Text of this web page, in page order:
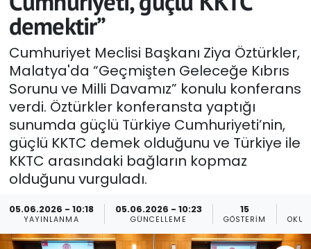
demektir”
Cumhuriyet Meclisi Başkanı Ziya Öztürkler,
Malatya'da “Geçmişten Geleceğe Kıbrıs
Sorunu ve Milli Davamız” konulu konferans
verdi. Öztürkler konferansta yaptığı
sunumda güçlü Türkiye Cumhuriyeti’nin,
güçlü KKTC demek olduğunu ve Türkiye ile
KKTC arasındaki bağların kopmaz
olduğunu vurguladı.
05.06.2026 - 10:18
YAYINLANMA
05.06.2026 - 10:23
GÜNCELLEME
15
GÖSTERIM
Foto Galeri
GEZİ
Güncel
Gündem
KKTC
KKTC YEREL SEÇİM 2018
Kültür Sanat
Haber Arşivi